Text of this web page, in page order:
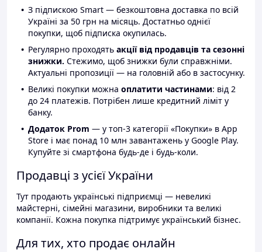
З підпискою Smart — безкоштовна доставка по всій
Україні за 50 грн на місяць. Достатньо однієї
покупки, щоб підписка окупилась.
Регулярно проходять акції від продавців та сезонні
знижки. Стежимо, щоб знижки були справжніми.
Актуальні пропозиції — на головній або в застосунку.
Великі покупки можна оплатити частинами: від 2
до 24 платежів. Потрібен лише кредитний ліміт у
банку.
Додаток Prom — у топ-3 категорії «Покупки» в App
Store і має понад 10 млн завантажень у Google Play.
Купуйте зі смартфона будь-де і будь-коли.
Продавці з усієї України
Тут продають українські підприємці — невеликі
майстерні, сімейні магазини, виробники та великі
компанії. Кожна покупка підтримує український бізнес.
Для тих, хто продає онлайн